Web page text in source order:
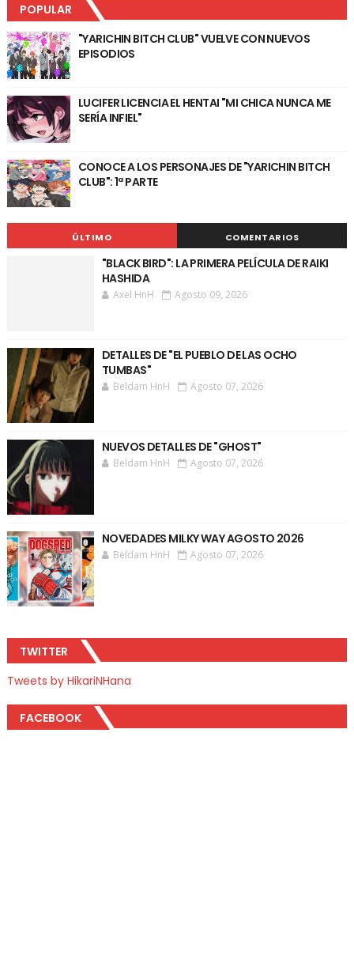
POPULAR
"YARICHIN BITCH CLUB" VUELVE CON NUEVOS
EPISODIOS
LUCIFER LICENCIA EL HENTAI "MI CHICA NUNCA ME
SERÍA INFIEL"
CONOCE A LOS PERSONAJES DE "YARICHIN BITCH
CLUB": 1ª PARTE
ÚLTIMO COMENTARIOS
"BLACK BIRD": LA PRIMERA PELÍCULA DE RAIKI
HASHIDA
Axel HnH Agosto 09, 2026
DETALLES DE "EL PUEBLO DE LAS OCHO
TUMBAS"
Beldam HnH Agosto 07, 2026
NUEVOS DETALLES DE "GHOST"
Beldam HnH Agosto 07, 2026
NOVEDADES MILKY WAY AGOSTO 2026
Beldam HnH Agosto 07, 2026
TWITTER
Tweets by HikariNHana
FACEBOOK